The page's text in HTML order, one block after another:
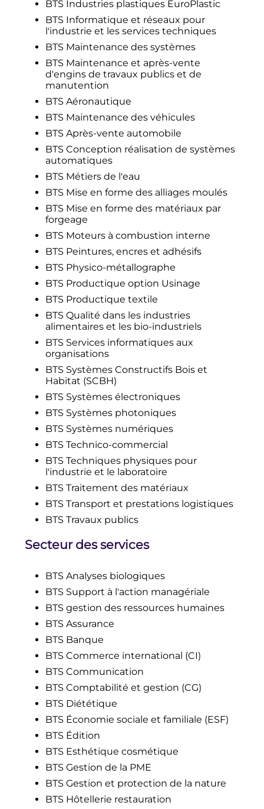
BTS Industries plastiques EuroPlastic
BTS Informatique et réseaux pour
l'industrie et les services techniques
BTS Maintenance des systèmes
BTS Maintenance et après-vente
d'engins de travaux publics et de
manutention
BTS Aéronautique
BTS Maintenance des véhicules
BTS Après-vente automobile
BTS Conception réalisation de systèmes
automatiques
BTS Métiers de l'eau
BTS Mise en forme des alliages moulés
BTS Mise en forme des matériaux par
forgeage
BTS Moteurs à combustion interne
BTS Peintures, encres et adhésifs
BTS Physico-métallographe
BTS Productique option Usinage
BTS Productique textile
BTS Qualité dans les industries
alimentaires et les bio-industriels
BTS Services informatiques aux
organisations
BTS Systèmes Constructifs Bois et
Habitat (SCBH)
BTS Systèmes électroniques
BTS Systèmes photoniques
BTS Systèmes numériques
BTS Technico-commercial
BTS Techniques physiques pour
l'industrie et le laboratoire
BTS Traitement des matériaux
BTS Transport et prestations logistiques
BTS Travaux publics
Secteur des services
BTS Analyses biologiques
BTS Support à l'action managériale
BTS gestion des ressources humaines
BTS Assurance
BTS Banque
BTS Commerce international (CI)
BTS Communication
BTS Comptabilité et gestion (CG)
BTS Diététique
BTS Économie sociale et familiale (ESF)
BTS Édition
BTS Esthétique cosmétique
BTS Gestion de la PME
BTS Gestion et protection de la nature
BTS Hôtellerie restauration